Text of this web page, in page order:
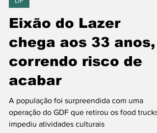
DF
Eixão do Lazer
chega aos 33 anos,
correndo risco de
acabar
A população foi surpreendida com uma
operação do GDF que retirou os food trucks